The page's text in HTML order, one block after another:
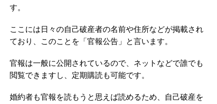
す。
ここには日々の自己破産者の名前や住所などが掲載され
ており、このことを「官報公告」と言います。
官報は一般に公開されているので、ネットなどで誰でも
閲覧できますし、定期購読も可能です。
婚約者も官報を読もうと思えば読めるため、自己破産を